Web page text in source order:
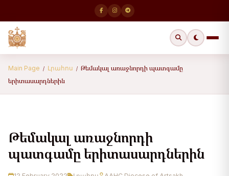
Main Page / Լրահոս / Թեմակալ առաջնորդի պատգամը
երիտասարդներին
Թեմակալ առաջնորդի
պատգամը երիտասարդներին